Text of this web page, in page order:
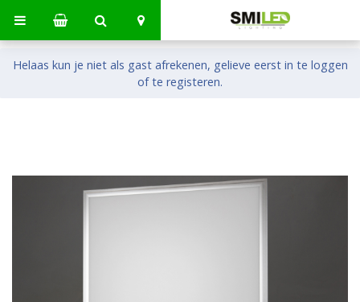
Helaas kun je niet als gast afrekenen, gelieve eerst in te loggen
of te registeren.